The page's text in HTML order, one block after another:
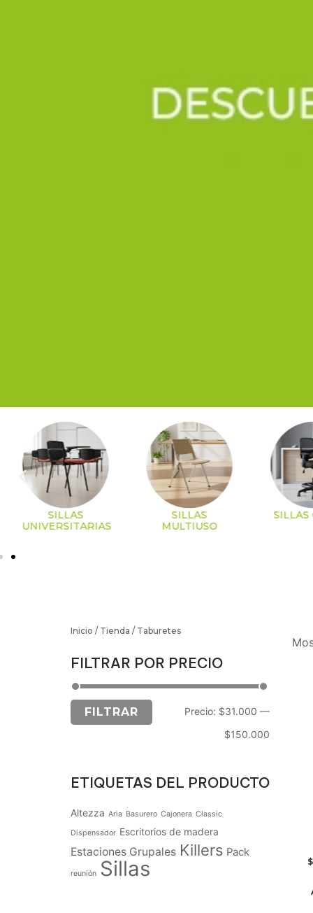
SILLAS
UNIVERSITARIAS
SILLAS
MULTIUSO
SILLAS
Inicio / Tienda / Taburetes
FILTRAR POR PRECIO
FILTRAR Precio: $31.000 —
$150.000
ETIQUETAS DEL PRODUCTO
Altezza Aria Basurero Cajonera Classic
Dispensador Escritorios de madera
Estaciones Grupales Killers Pack
reunión Sillas $